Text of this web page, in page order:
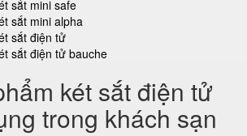
sắt mini safe
sắt mini alpha
sắt điện tử
sắt điện tử bauche
két sắt điện tử
trong khách sạn